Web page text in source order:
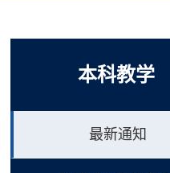
本科教学
最新通知